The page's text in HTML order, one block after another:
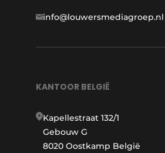
info@louwersmediagroep.nl
KANTOOR BELGIË
Kapellestraat 132/1
Gebouw G
8020 Oostkamp België